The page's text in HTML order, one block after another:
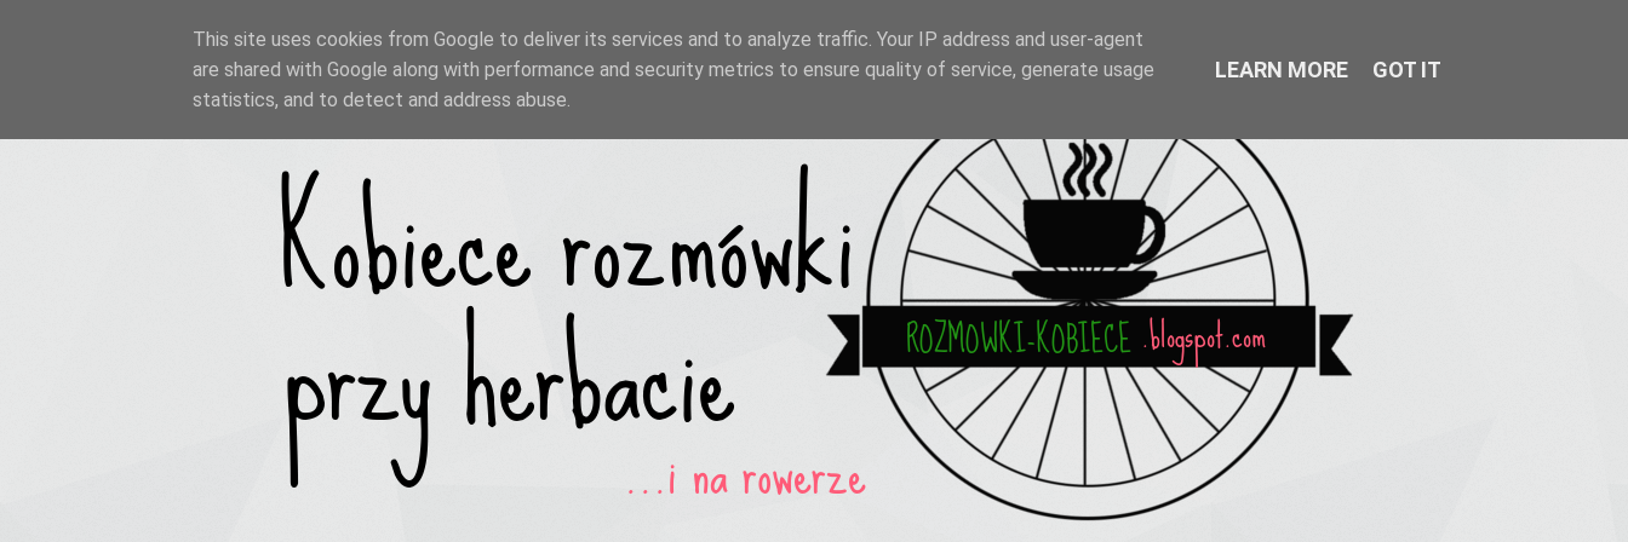
This site uses cookies from Google to deliver its services and to analyze traffic. Your IP address and user-agent
are shared with Google along with performance and security metrics to ensure quality of service, generate usage
statistics, and to detect and address abuse.
LEARN MORE GOT IT